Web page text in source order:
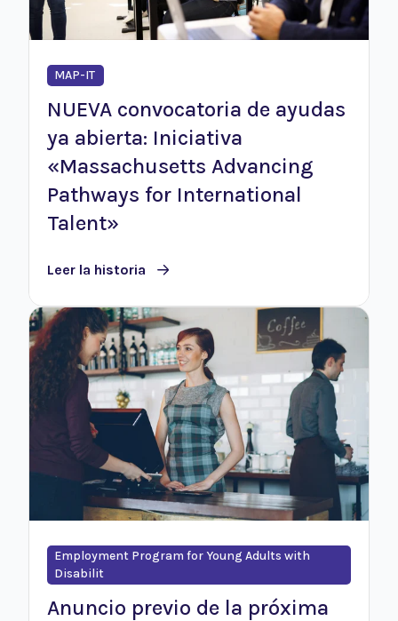
MAP-IT
NUEVA convocatoria de ayudas
ya abierta: Iniciativa
«Massachusetts Advancing
Pathways for International
Talent»
Leer la historia
Employment Program for Young Adults with
Disabilit
Anuncio previo de la próxima